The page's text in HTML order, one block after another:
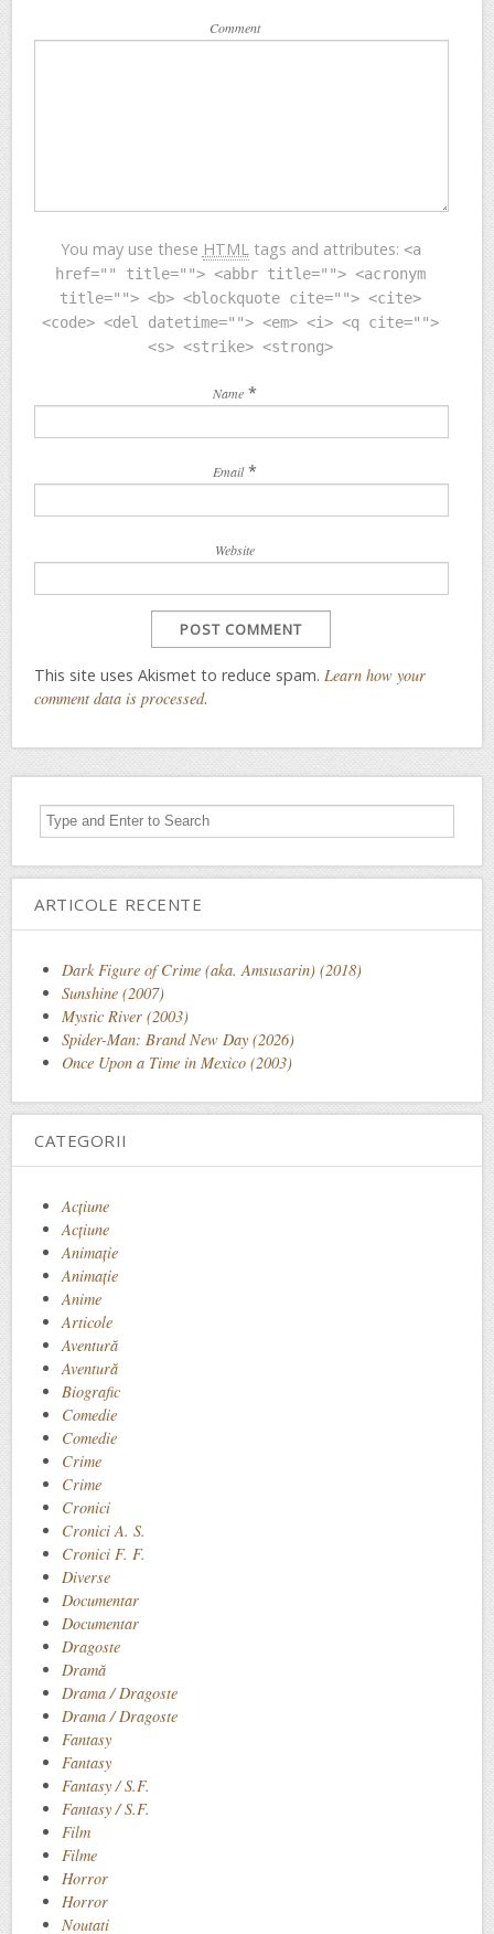
Comment
You may use these HTMLtags and attributes: <a
href="" title=""> <abbr title=""> <acronym
title=""> <b> <blockquote cite=""> <cite>
<code> <del datetime=""> <em> <i> <q cite="">
<s> <strike> <strong>
Name *
Email *
Website
This site uses Akismet to reduce spam. Learn how your
comment data is processed.
ARTICOLE RECENTE
Dark Figure of Crime (aka. Amsusarin) (2018)
Sunshine (2007)
Mystic River (2003)
Spider-Man: Brand New Day (2026)
Once Upon a Time in Mexico (2003)
CATEGORII
Acţiune
Acțiune
Animaţie
Animație
Anime
Articole
Aventură
Aventură
Biografic
Comedie
Comedie
Crime
Crime
Cronici
Cronici A. S.
Cronici F. F.
Diverse
Documentar
Documentar
Dragoste
Dramă
Drama / Dragoste
Drama / Dragoste
Fantasy
Fantasy
Fantasy / S.F.
Fantasy / S.F.
Film
Filme
Horror
Horror
Noutati